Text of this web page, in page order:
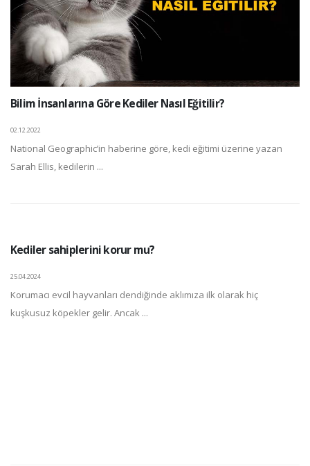
Bilim İnsanlarına Göre Kediler Nasıl Eğitilir?
02.12.2022
National Geographic’in haberine göre, kedi eğitimi üzerine yazan
Sarah Ellis, kedilerin ...
Kediler sahiplerini korur mu?
25.04.2024
Korumacı evcil hayvanları dendiğinde aklımıza ilk olarak hiç
kuşkusuz köpekler gelir. Ancak ...